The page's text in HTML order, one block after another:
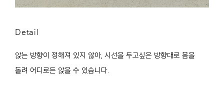
Detail
앉는 방향이 정해져 있지 않아, 시선을 두고싶은 방향대로 몸을
돌려 어디로든 앉을 수 있습니다.